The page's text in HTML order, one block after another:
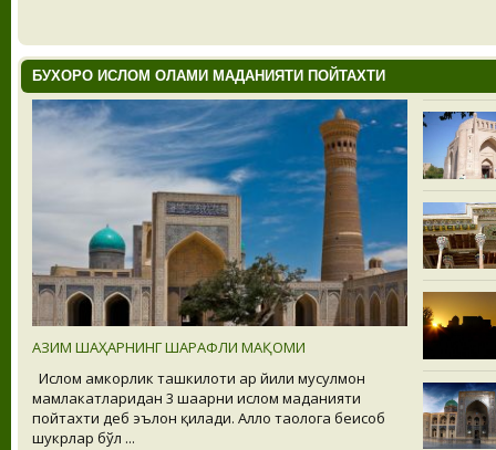
БУХОРО ИСЛОМ ОЛАМИ МАДАНИЯТИ ПОЙТАХТИ
АЗИМ ШАҲАРНИНГ ШАРАФЛИ МАҚОМИ
Ислом ҳамкорлик ташкилоти ҳар йили мусулмон
мамлакатларидан 3 шаҳарни ислом маданияти
пойтахти деб эълон қилади. Аллоҳ таолога беҳисоб
шукрлар бўл ...